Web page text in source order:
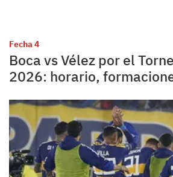
Fecha 4
Boca vs Vélez por el
2026: horario,